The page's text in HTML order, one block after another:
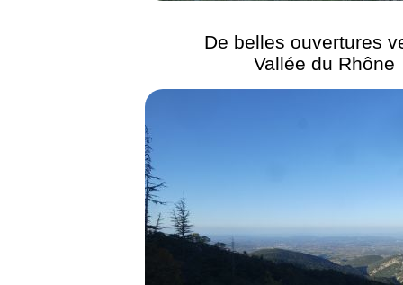
De belles ouvertures
Vallée du Rhône